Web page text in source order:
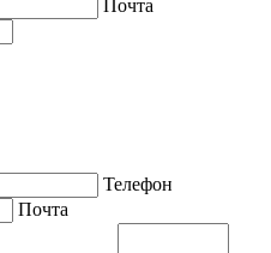
Почта
Телефон
Почта